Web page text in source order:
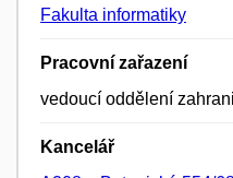
Fakulta informatiky
Pracovní zařazení
vedoucí oddělení
Kancelář